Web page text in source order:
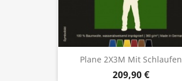
Plane 2X3M Mit Schlaufen
209,90 €